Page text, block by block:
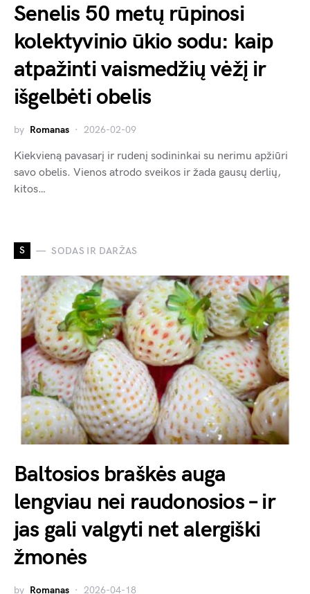
Senelis 50 metų rūpinosi
kolektyvinio ūkio sodu: kaip
atpažinti vaismedžių vėžį ir
išgelbėti obelis
by Romanas 2026-02-09
Kiekvieną pavasarį ir rudenį sodininkai su nerimu apžiūri
savo obelis. Vienos atrodo sveikos ir žada gausų derlių,
kitos…
S SODAS IR DARŽAS
Baltosios braškės auga
lengviau nei raudonosios – ir
jas gali valgyti net alergiški
žmonės
by Romanas 2026-04-18